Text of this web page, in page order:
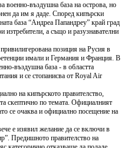
военно-въздушна база на острова, но
да им я даде. Според кипърски
база “Андреа Папандреу” край град
изтребители, а също и разузнавателни
позиция на Русия в
имали и Германия и Франция. В
въздушна база - в областта
и се стопанисва от Royal Air
на кипърското правителство,
скептично по темата. Официалният
се очаква и официално посещение на
е изявил желание да се включи в
Предишното правителство на